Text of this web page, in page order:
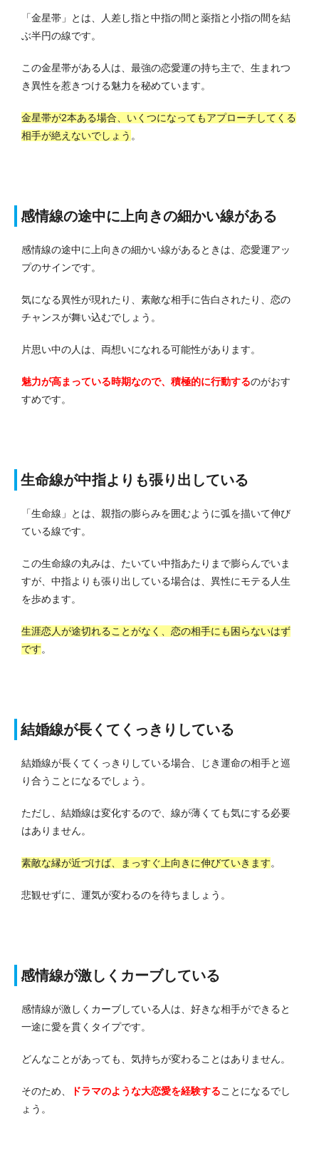
「金星帯」とは、人差し指と中指の間と薬指と小指の間を結
ぶ半円の線です。
この金星帯がある人は、最強の恋愛運の持ち主で、生まれつ
き異性を惹きつける魅力を秘めています。
金星帯が2本ある場合、いくつになってもアプローチしてくる
相手が絶えないでしょう 。
感情線の途中に上向きの細かい線がある
感情線の途中に上向きの細かい線があるときは、恋愛運アッ
プのサインです。
気になる異性が現れたり、素敵な相手に告白されたり、恋の
チャンスが舞い込むでしょう。
片思い中の人は、両想いになれる可能性があります。
魅力が高まっている時期なので、積極的に行動するのがおす
すめです。
生命線が中指よりも張り出している
「生命線」とは、親指の膨らみを囲むように弧を描いて伸び
ている線です。
この生命線の丸みは、たいてい中指あたりまで膨らんでいま
すが、中指よりも張り出している場合は、異性にモテる人生
を歩めます。
生涯恋人が途切れることがなく、恋の相手にも困らないはず
です。
結婚線が長くてくっきりしている
結婚線が長くてくっきりしている場合、じき運命の相手と巡
り合うことになるでしょう。
ただし、結婚線は変化するので、線が薄くても気にする必要
はありません。
素敵な縁が近づけば、まっすぐ上向きに伸びていきます。
悲観せずに、運気が変わるのを待ちましょう。
感情線が激しくカーブしている
感情線が激しくカーブしている人は、好きな相手ができると
一途に愛を貫くタイプです。
どんなことがあっても、気持ちが変わることはありません。
そのため、 ドラマのような大恋愛を経験することになるでし
ょう。